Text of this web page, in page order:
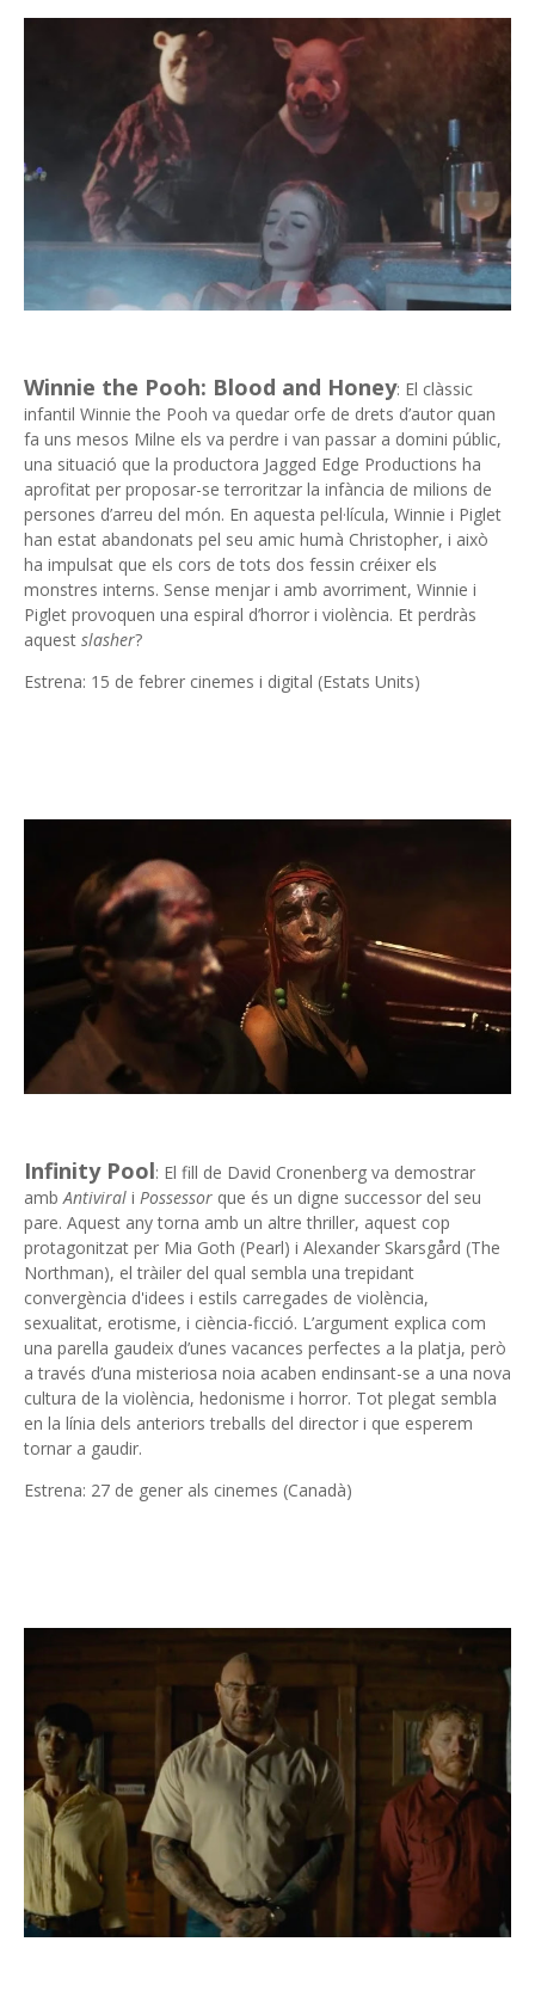
Winnie the Pooh: Blood and Honey: El clàssic
infantil Winnie the Pooh va quedar orfe de drets d’autor quan
fa uns mesos Milne els va perdre i van passar a domini públic,
una situació que la productora Jagged Edge Productions ha
aprofitat per proposar-se terroritzar la infància de milions de
persones d’arreu del món. En aquesta pel·lícula, Winnie i Piglet
han estat abandonats pel seu amic humà Christopher, i això
ha impulsat que els cors de tots dos fessin créixer els
monstres interns. Sense menjar i amb avorriment, Winnie i
Piglet provoquen una espiral d’horror i violència. Et perdràs
aquest slasher?
Estrena: 15 de febrer cinemes i digital (Estats Units)
Infinity Pool: El fill de David Cronenberg va demostrar
amb Antiviral i Possessor que és un digne successor del seu
pare. Aquest any torna amb un altre thriller, aquest cop
protagonitzat per Mia Goth (Pearl) i Alexander Skarsgård (The
Northman), el tràiler del qual sembla una trepidant
convergència d'idees i estils carregades de violència,
sexualitat, erotisme, i ciència-ficció. L’argument explica com
una parella gaudeix d’unes vacances perfectes a la platja, però
a través d’una misteriosa noia acaben endinsant-se a una nova
cultura de la violència, hedonisme i horror. Tot plegat sembla
en la línia dels anteriors treballs del director i que esperem
tornar a gaudir.
Estrena: 27 de gener als cinemes (Canadà)